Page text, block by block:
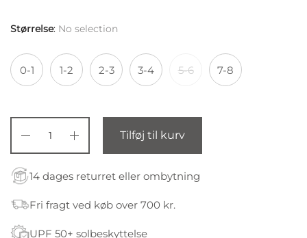
Størrelse: No selection
0-1 1-2 2-3 3-4 5-6 7-8
Tilføj til kurv
14 dages returret eller ombytning
Fri fragt ved køb over 700 kr.
UPF 50+ solbeskyttelse